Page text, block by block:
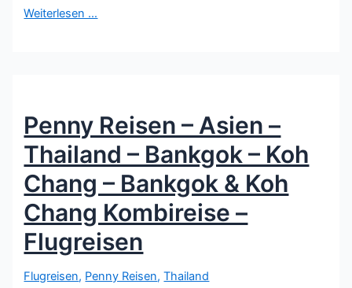
Weiterlesen …
Penny Reisen – Asien –
Thailand – Bankgok – Koh
Chang – Bankgok & Koh
Chang Kombireise –
Flugreisen
Flugreisen, Penny Reisen,Thailand